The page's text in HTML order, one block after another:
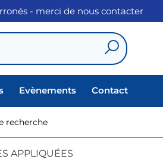
- merci de nous contacter
Evènements Contact
recherche
APPLIQUÉES